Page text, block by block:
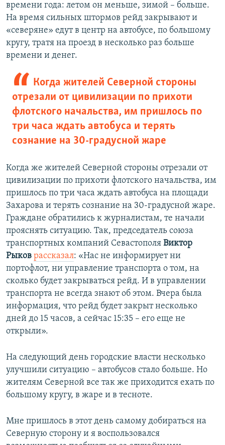
времени года: летом он меньше, зимой – больше.
На время сильных штормов рейд закрывают и
«северяне» едут в центр на автобусе, по большому
кругу, тратя на проезд в несколько раз больше
времени и денег.
Когда жителей Северной стороны
отрезали от цивилизации по прихоти
флотского начальства, им пришлось по
три часа ждать автобуса и терять
сознание на 30-градусной жаре
Когда же жителей Северной стороны отрезали от
цивилизации по прихоти флотского начальства, им
пришлось по три часа ждать автобуса на площади
Захарова и терять сознание на 30-градусной жаре.
Граждане обратились к журналистам, те начали
прояснять ситуацию. Так, председатель союза
транспортных компаний Севастополя Виктор
Рыков рассказал: «Нас не информирует ни
портофлот, ни управление транспорта о том, на
сколько будет закрываться рейд. И в управлении
транспорта не всегда знают об этом. Вчера была
информация, что рейд будет закрыт несколько
дней до 15 часов, а сейчас 15:35 – его еще не
открыли».
На следующий день городские власти несколько
улучшили ситуацию – автобусов стало больше. Но
жителям Северной все так же приходится ехать по
большому кругу, в жаре и в тесноте.
Мне пришлось в этот день самому добираться на
Северную сторону и я воспользовался